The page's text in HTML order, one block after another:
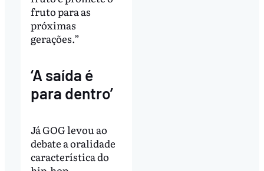
fruto para as
próximas
gerações.”
‘A saída é
para dentro’
Já GOG levou ao
debate a oralidade
característica do